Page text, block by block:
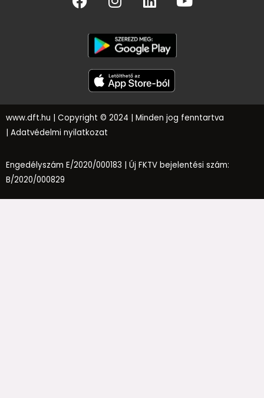
www.dft.hu | Copyright © 2024 | Minden jog fenntartva
| Adatvédelmi nyilatkozat
Engedélyszám E/2020/000183 | Új FKTV bejelentési szám:
B/2020/000829